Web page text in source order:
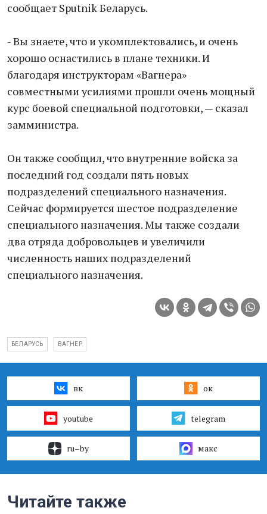
сообщает Sputnik Беларусь.
- Вы знаете, что и укомплектовались, и очень
хорошо оснастились в плане техники. И
благодаря инструкторам «Вагнера»
совместными усилиями прошли очень мощный
курс боевой специальной подготовки, — сказал
замминистра.
Он также сообщил, что внутренние войска за
последний год создали пять новых
подразделений специального назначения.
Сейчас формируется шестое подразделение
специального назначения. Мы также создали
два отряда добровольцев и увеличили
численность наших подразделений
специального назначения.
БЕЛАРУСЬ ВАГНЕР
вк ок
youtube telegram
ru–by макс
Читайте также